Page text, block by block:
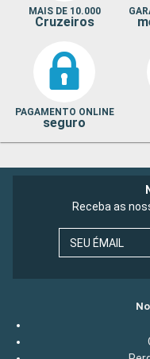
MAIS DE 10.000
Cruzeiros
PAGAMENTO ONLINE
seguro
Receba as
SEU ÉMAIL